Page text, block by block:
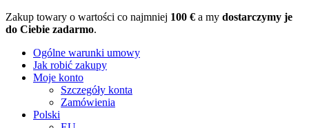
Zakup towary o wartości co najmniej 100 € a my dostarczymy je
do Ciebie zadarmo.
Ogólne warunki umowy
Jak robić zakupy
Moje konto
Szczegóły konta
Zamówienia
Polski